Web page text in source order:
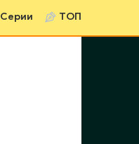
Серии ТОП